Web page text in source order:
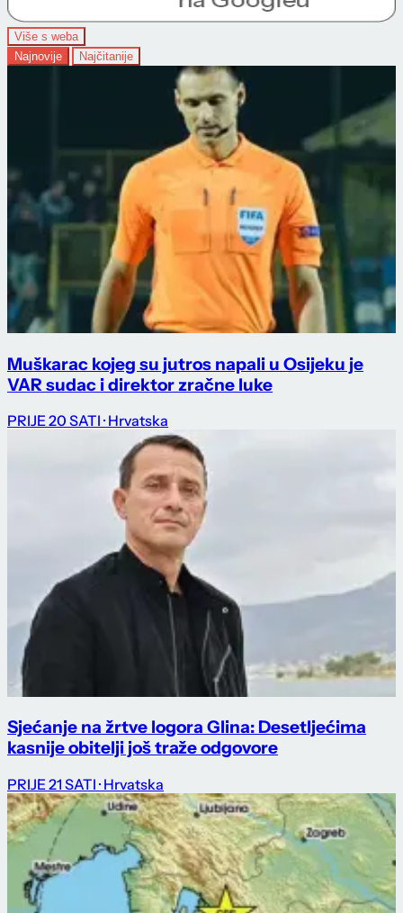
Više s weba
Najnovije
Najčitanije
Muškarac kojeg su jutros napali u Osijeku je
VAR sudac i direktor zračne luke
PRIJE 20 SATI · Hrvatska
Sjećanje na žrtve logora Glina: Desetljećima
kasnije obitelji još traže odgovore
PRIJE 21 SATI · Hrvatska